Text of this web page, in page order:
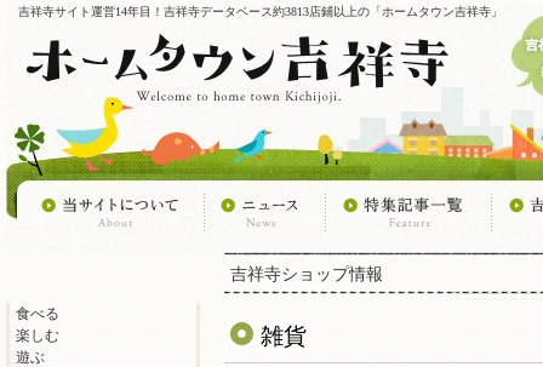
吉祥寺サイト運営14年目！吉祥寺データベース約3813店鋪以上の「ホームタウン吉祥寺」
食べる
楽しむ
遊ぶ
吉祥寺ショップ情報
雑貨